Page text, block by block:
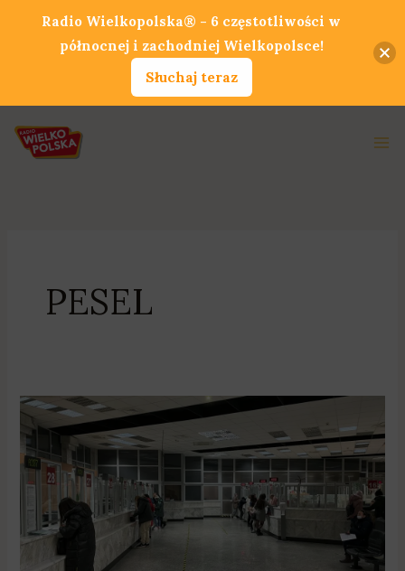
PESEL
PESEL
dla
Ukraińców
Radio Wielkopolska® - 6 częstotliwości w
północnej i zachodniej Wielkopolsce!
Słuchaj teraz